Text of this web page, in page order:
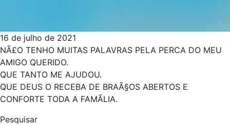
16 de julho de 2021
NÃ£O TENHO MUITAS PALAVRAS PELA PERCA DO MEU
AMIGO QUERIDO.
QUE TANTO ME AJUDOU.
QUE DEUS O RECEBA DE BRAÃ§OS ABERTOS E
CONFORTE TODA A FAMÃ­LIA.
Pesquisar